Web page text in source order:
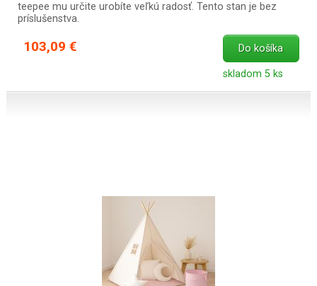
teepee mu určite urobíte veľkú radosť. Tento stan je bez
príslušenstva.
103,09 € Do košíka
skladom 5 ks